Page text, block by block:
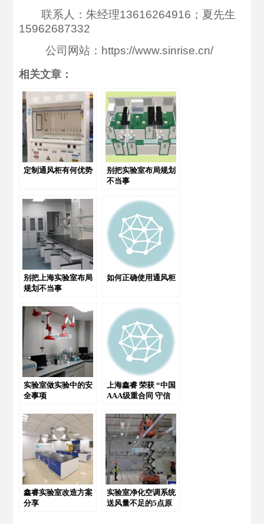
联系人：朱经理13616264916；夏先生
15962687332
公司网站：https://www.sinrise.cn/
相关文章：
定制通风柜有何优势
别把实验室布局规划
不当事
别把上海实验室布局
规划不当事
如何正确使用通风柜
实验室做实验中的安
全事项
上海鑫睿 荣获 “中国
AAA级重合同 守信
鑫睿实验室改造方案
分享
实验室净化空调系统
送风量不足的5点原